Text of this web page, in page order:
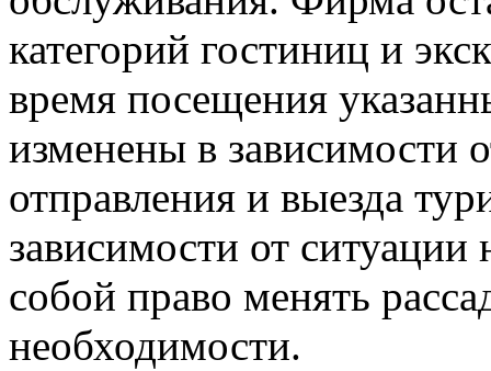
категорий гостиниц и
время посещения
изменены в зависимости
отправления и выезда
зависимости от ситуации
собой право менять
необходимости.